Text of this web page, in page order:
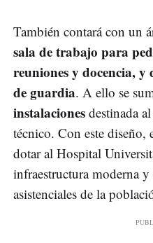
También contará con un
sala de trabajo para
reuniones y docencia,
de guardia. A ello se
instalaciones destinada
técnico. Con este
dotar al Hospital
infraestructura moderna y
asistenciales de la